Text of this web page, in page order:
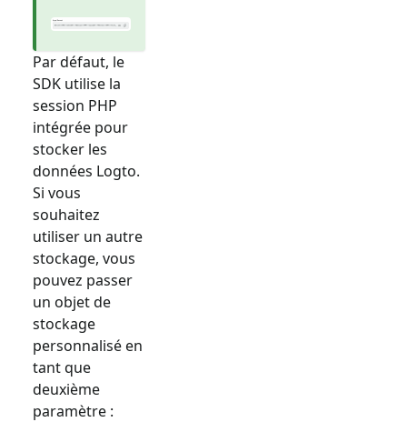
Par défaut, le
SDK utilise la
session PHP
intégrée pour
stocker les
données Logto.
Si vous
souhaitez
utiliser un autre
stockage, vous
pouvez passer
un objet de
stockage
personnalisé en
tant que
deuxième
paramètre :